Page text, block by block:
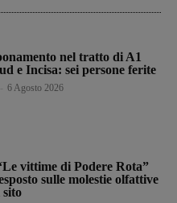
nel tratto di A1
e Incisa: sei persone ferite
6 Agosto 2026
vittime di Podere Rota”
sulle molestie olfattive